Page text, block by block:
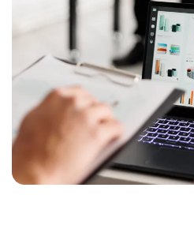
Content Creation Blitz